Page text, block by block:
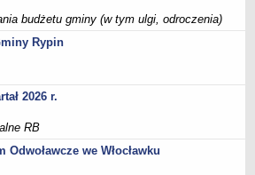
radnych
Ustaw, Monitory Polskie
budżetu gminy (w tym ulgi, odroczenia)
Rypin
2026 r.
RB
we Włocławku